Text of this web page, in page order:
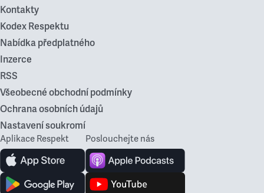
Kontakty
Kodex Respektu
Nabídka předplatného
Inzerce
RSS
Všeobecné obchodní podmínky
Ochrana osobních údajů
Nastavení soukromí
Aplikace Respekt Poslouchejte nás